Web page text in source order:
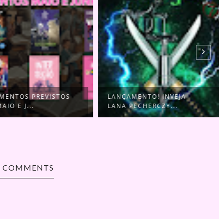
PREVISTOS
E J...
LANÇAMENTO! INVEJA -
LANA PECHERCZY...
COMMENTS